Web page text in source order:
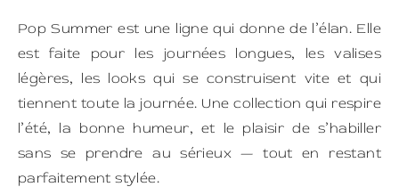
Pop Summer est une ligne qui donne de l’élan. Elle
est faite pour les journées longues, les valises
légères, les looks qui se construisent vite et qui
tiennent toute la journée. Une collection qui respire
l’été, la bonne humeur, et le plaisir de s’habiller
sans se prendre au sérieux — tout en restant
parfaitement stylée.